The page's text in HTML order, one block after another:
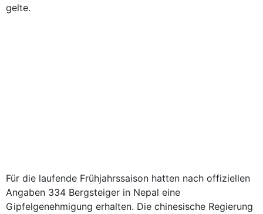
gelte.
Für die laufende Frühjahrssaison hatten nach offiziellen
Angaben 334 Bergsteiger in Nepal eine
Gipfelgenehmigung erhalten. Die chinesische Regierung